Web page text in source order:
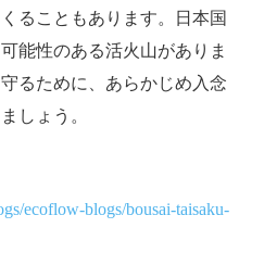
ることもあります。日本国
能性のある活火山がありま
るために、あらかじめ入念
しょう。
ecoflow-blogs/bousai-taisaku-